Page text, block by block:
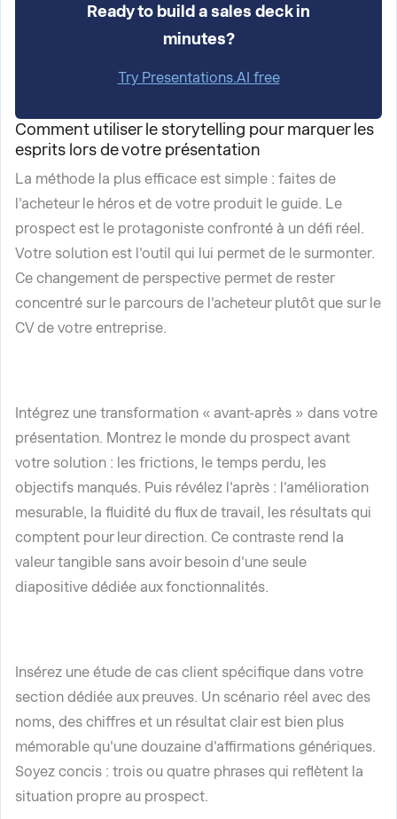
Ready to build a sales deck in
minutes?
Try Presentations.AI free
Comment utiliser le storytelling pour marquer les
esprits lors de votre présentation
La méthode la plus efficace est simple : faites de
l'acheteur le héros et de votre produit le guide. Le
prospect est le protagoniste confronté à un défi réel.
Votre solution est l'outil qui lui permet de le surmonter.
Ce changement de perspective permet de rester
concentré sur le parcours de l'acheteur plutôt que sur le
CV de votre entreprise.
Intégrez une transformation « avant-après » dans votre
présentation. Montrez le monde du prospect avant
votre solution : les frictions, le temps perdu, les
objectifs manqués. Puis révélez l'après : l'amélioration
mesurable, la fluidité du flux de travail, les résultats qui
comptent pour leur direction. Ce contraste rend la
valeur tangible sans avoir besoin d'une seule
diapositive dédiée aux fonctionnalités.
Insérez une étude de cas client spécifique dans votre
section dédiée aux preuves. Un scénario réel avec des
noms, des chiffres et un résultat clair est bien plus
mémorable qu'une douzaine d'affirmations génériques.
Soyez concis : trois ou quatre phrases qui reflètent la
situation propre au prospect.